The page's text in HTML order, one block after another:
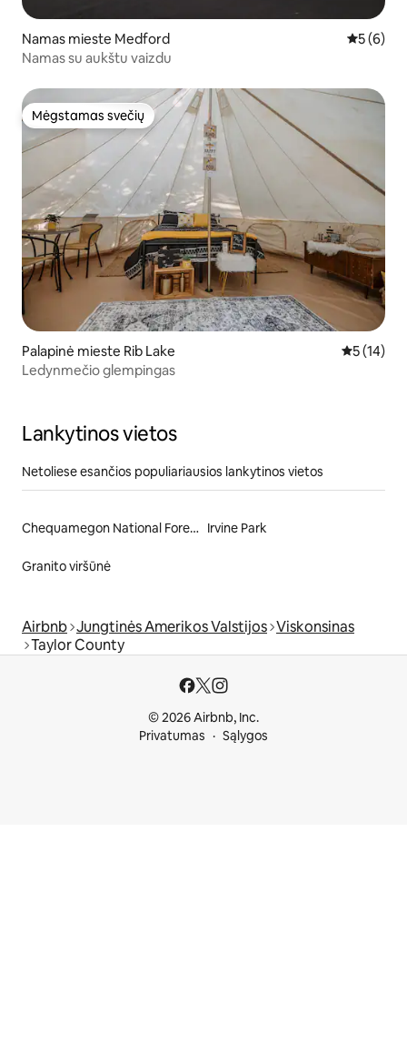
Namas mieste Medford Vidutinis
5 (6)
Namas su aukštu vaizdu
Mėgstamas svečių
Mėgstamas svečių
Palapinė mieste Rib Lake Vidutinis
5 (14)
Ledynmečio glempingas
Lankytinos vietos
Netoliese esančios populiariausios lankytinos vietos
Chequamegon National Forest Irvine Park
Granito viršūnė
Airbnb Jungtinės Amerikos Valstijos Viskonsinas
Taylor County
© 2026 Airbnb, Inc.
Privatumas
Sąlygos